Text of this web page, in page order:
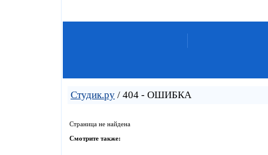
Студик.ру / 404 - ОШИБКА
Страница не найдена
Смотрите также: